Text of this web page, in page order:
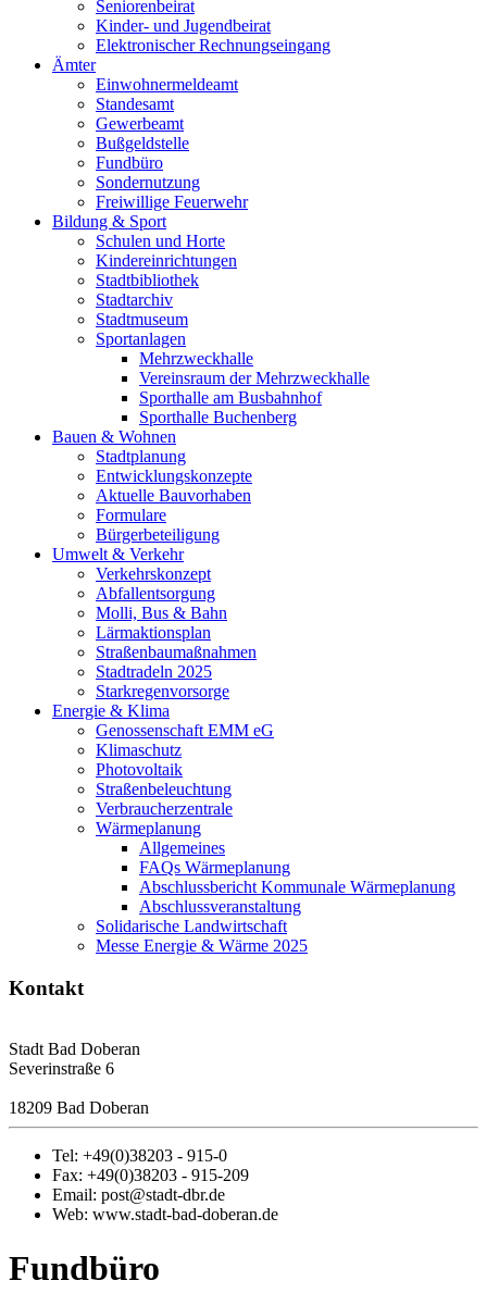
Seniorenbeirat
Kinder- und Jugendbeirat
Elektronischer Rechnungseingang
Ämter
Einwohnermeldeamt
Standesamt
Gewerbeamt
Bußgeldstelle
Fundbüro
Sondernutzung
Freiwillige Feuerwehr
Bildung & Sport
Schulen und Horte
Kindereinrichtungen
Stadtbibliothek
Stadtarchiv
Stadtmuseum
Sportanlagen
Mehrzweckhalle
Vereinsraum der Mehrzweckhalle
Sporthalle am Busbahnhof
Sporthalle Buchenberg
Bauen & Wohnen
Stadtplanung
Entwicklungskonzepte
Aktuelle Bauvorhaben
Formulare
Bürgerbeteiligung
Umwelt & Verkehr
Verkehrskonzept
Abfallentsorgung
Molli, Bus & Bahn
Lärmaktionsplan
Straßenbaumaßnahmen
Stadtradeln 2025
Starkregenvorsorge
Energie & Klima
Genossenschaft EMM eG
Klimaschutz
Photovoltaik
Straßenbeleuchtung
Verbraucherzentrale
Wärmeplanung
Allgemeines
FAQs Wärmeplanung
Abschlussbericht Kommunale Wärmeplanung
Abschlussveranstaltung
Solidarische Landwirtschaft
Messe Energie & Wärme 2025
Kontakt
Stadt Bad Doberan
Severinstraße 6
18209 Bad Doberan
Tel: +49(0)38203 - 915-0
Fax: +49(0)38203 - 915-209
Email: post@stadt-dbr.de
Web: www.stadt-bad-doberan.de
Fundbüro